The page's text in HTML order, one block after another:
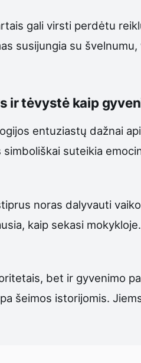
gali virsti perdėtu
susijungia su
ir tėvystė kaip
entuziastų dažnai
suteikia
noras dalyvauti
kaip sekasi
bet ir gyvenimo
šeimos istorijomis.